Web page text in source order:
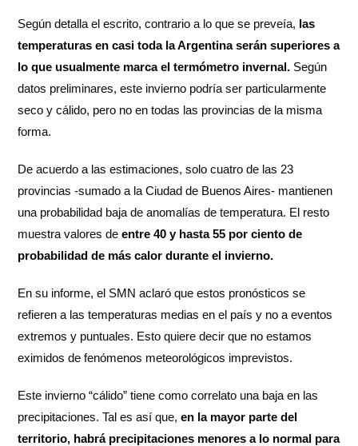
Según detalla el escrito, contrario a lo que se preveía, las
temperaturas en casi toda la Argentina serán superiores a
lo que usualmente marca el termómetro invernal. Según
datos preliminares, este invierno podría ser particularmente
seco y cálido, pero no en todas las provincias de la misma
forma.
De acuerdo a las estimaciones, solo cuatro de las 23
provincias -sumado a la Ciudad de Buenos Aires- mantienen
una probabilidad baja de anomalías de temperatura. El resto
muestra valores deentre 40 y hasta 55 por ciento de
probabilidad de más calor durante el invierno.
En su informe, el SMN aclaró que estos pronósticos se
refieren a las temperaturas medias en el país y no a eventos
extremos y puntuales. Esto quiere decir que no estamos
eximidos de fenómenos meteorológicos imprevistos.
Este invierno “cálido” tiene como correlato una baja en las
precipitaciones. Tal es así que,en la mayor parte del
territorio, habrá precipitaciones menores a lo normal para